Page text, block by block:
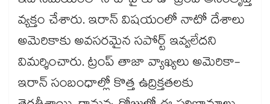
వ్యక్తం చేశారు. ఇరాన్ విషయంలో నాటో దేశాలు
అమెరికాకు అవసరమైన సపోర్ట్ ఇవ్వలేదని
విమర్శించారు. ట్రంప్ తాజా వ్యాఖ్యలు అమెరికా-
ఇరాన్ సంబంధాల్లో కొత్త ఉద్రిక్తతలకు